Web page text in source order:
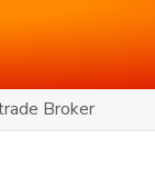
Broker